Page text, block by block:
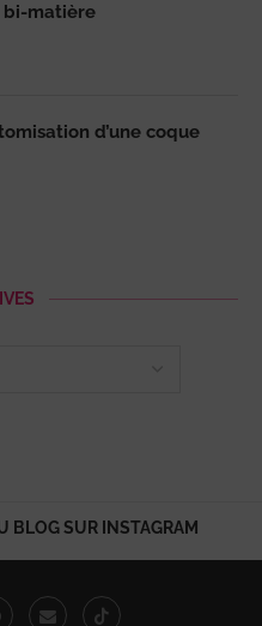
bi-matière
d’une coque
BLOG SUR INSTAGRAM